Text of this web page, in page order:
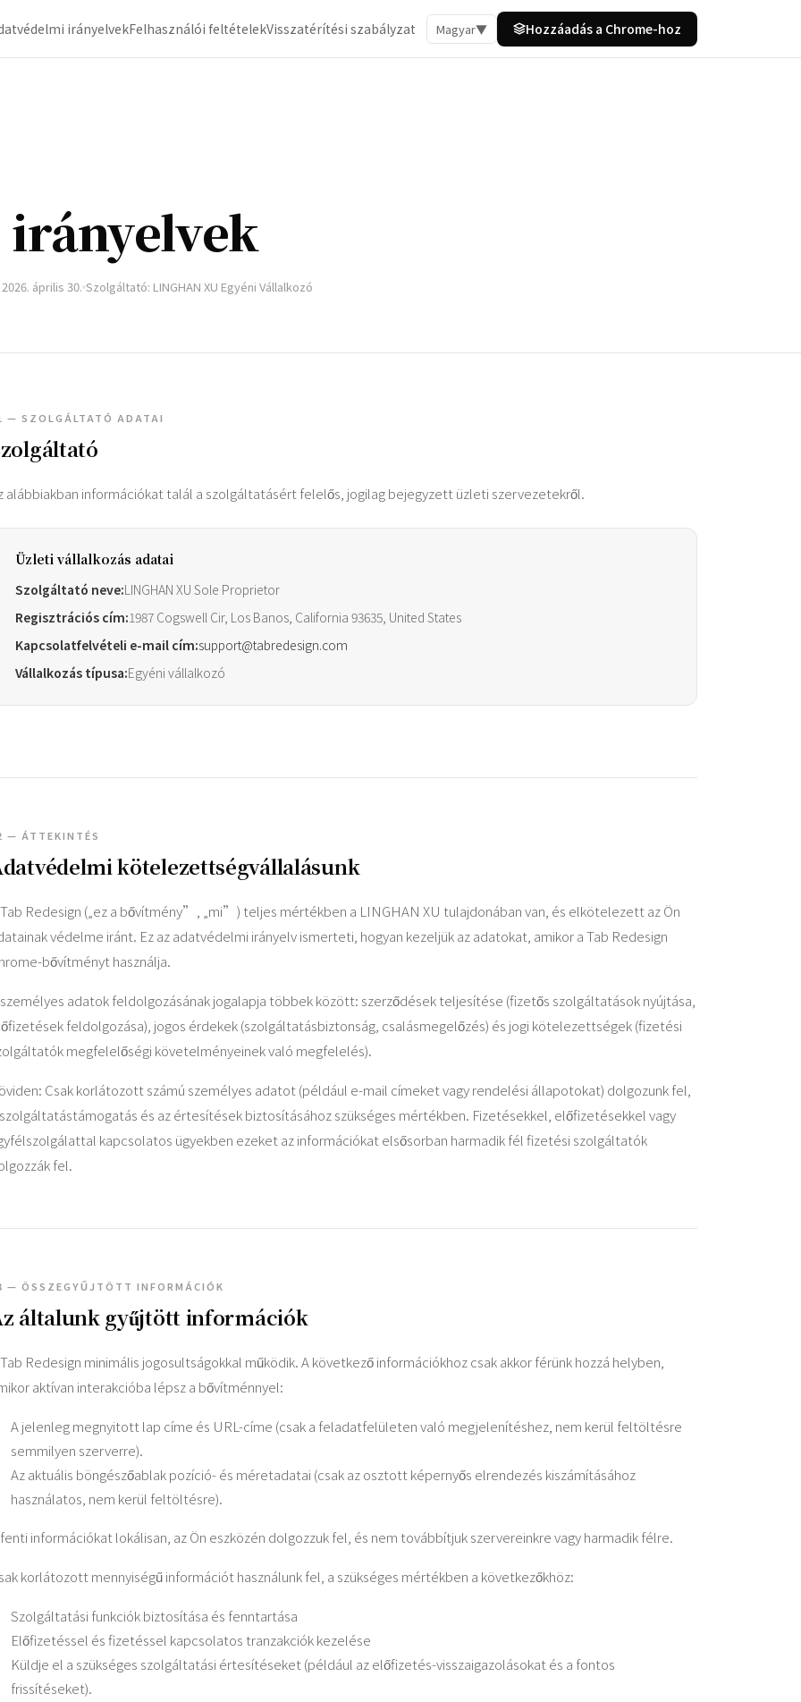
irányelvekFelhasználói feltételekVisszatérítési szabályzat Magyar▼ Hozzáadás a Chrome-hoz
április 30. Szolgáltató: LINGHAN XU Egyéni Vállalkozó
— SZOLGÁLTATÓ ADATAI
alábbiakban információkat talál a szolgáltatásért felelős, jogilag bejegyzett üzleti szervezetekről.
Üzleti vállalkozás adatai
Szolgáltató neve:LINGHAN XU Sole Proprietor
Regisztrációs cím:1987 Cogswell Cir, Los Banos, California 93635, United States
Kapcsolatfelvételi e-mail cím:support@tabredesign.com
Vállalkozás típusa:Egyéni vállalkozó
— ÁTTEKINTÉS
kötelezettségvállalásunk
Redesign („ez a bővítmény”, „mi”) teljes mértékben a LINGHAN XU tulajdonában van, és elkötelezett az Ön
védelme iránt. Ez az adatvédelmi irányelv ismerteti, hogyan kezeljük az adatokat, amikor a Tab Redesign
bővítményt használja.
adatok feldolgozásának jogalapja többek között: szerződések teljesítése (fizetős szolgáltatások nyújtása,
feldolgozása), jogos érdekek (szolgáltatásbiztonság, csalásmegelőzés) és jogi kötelezettségek (fizetési
megfelelőségi követelményeinek való megfelelés).
Csak korlátozott számú személyes adatot (például e-mail címeket vagy rendelési állapotokat) dolgozunk fel,
és az értesítések biztosításához szükséges mértékben. Fizetésekkel, előfizetésekkel vagy
kapcsolatos ügyekben ezeket az információkat elsősorban harmadik fél fizetési szolgáltatók
fel.
— ÖSSZEGYŰJTÖTT INFORMÁCIÓK
általunk gyűjtött információk
Redesign minimális jogosultságokkal működik. A következő információkhoz csak akkor férünk hozzá helyben,
aktívan interakcióba lépsz a bővítménnyel:
A jelenleg megnyitott lap címe és URL-címe (csak a feladatfelületen való megjelenítéshez, nem kerül feltöltésre
semmilyen szerverre).
Az aktuális böngészőablak pozíció- és méretadatai (csak az osztott képernyős elrendezés kiszámításához
használatos, nem kerül feltöltésre).
információkat lokálisan, az Ön eszközén dolgozzuk fel, és nem továbbítjuk szervereinkre vagy harmadik félre.
korlátozott mennyiségű információt használunk fel, a szükséges mértékben a következőkhöz:
Szolgáltatási funkciók biztosítása és fenntartása
Előfizetéssel és fizetéssel kapcsolatos tranzakciók kezelése
Küldje el a szükséges szolgáltatási értesítéseket (például az előfizetés-visszaigazolásokat és a fontos
frissítéseket).